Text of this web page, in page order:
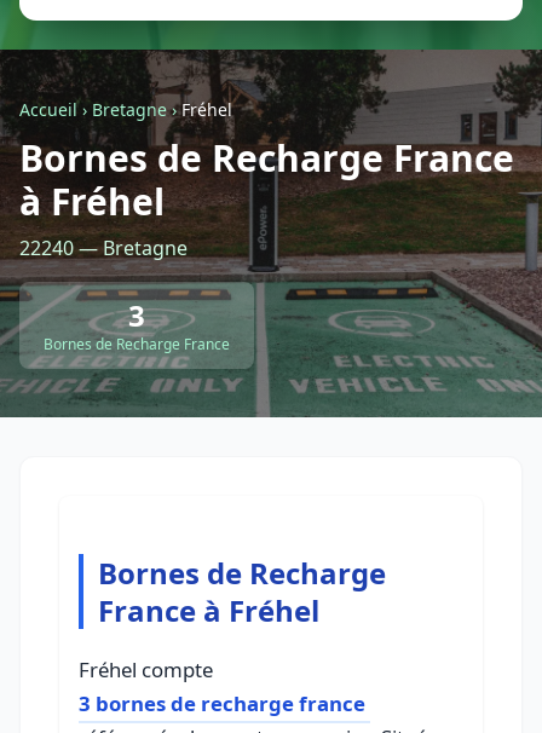
Je ne sais pas encore
Autre
Retour à la liste des métiers
CGU-Confidentialité- Service proposé parViteUnDevis.com-Vous
Accueil› Bretagne›Fréhel
Bornes de Recharge France
à Fréhel
22240 — Bretagne
3
Bornes de Recharge France
Bornes de Recharge
France à Fréhel
Fréhel compte
3 bornes de recharge france